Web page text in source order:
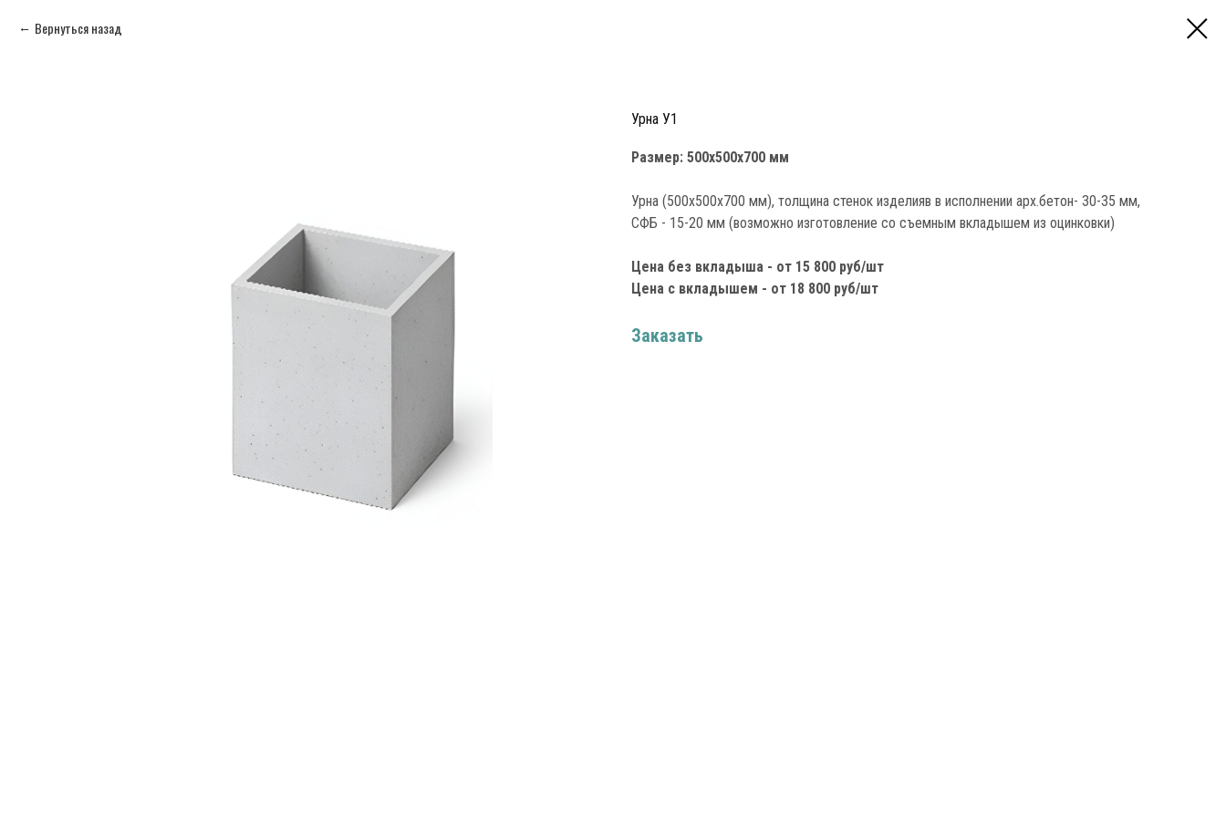
Вернуться назад
Урна У1
Размер: 500х500х700 мм
Урна (500х500х700 мм), толщина стенок изделияв в исполнении арх.бетон- 30-35 мм,
СФБ - 15-20 мм (возможно изготовление со съемным вкладышем из оцинковки)
Цена без вкладыша - от 15 800 руб/шт
Цена с вкладышем - от 18 800 руб/шт
Заказать